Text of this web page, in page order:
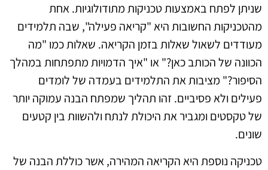
שניתן לפתח באמצעות טכניקות מתודולוגיות. אחת
מהטכניקות החשובות היא "קריאה פעילה", שבה תלמידים
מעודדים לשאול שאלות בזמן הקריאה. שאלות כמו "מה
הכוונה של הכותב כאן?" או "איך הדמויות מתפתחות במהלך
הסיפור?" מציבות את התלמידים בעמדה של לומדים
פעילים ולא פסיביים. זהו תהליך שמפתח הבנה עמוקה יותר
של טקסטים ומגביר את היכולת לנתח ולהשוות בין קטעים
שונים.
טכניקה נוספת היא הקריאה המהירה, אשר כוללת הבנה של